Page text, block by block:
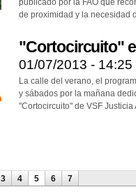
publicado por la FAO que
de proximidad y la necesidad
"Cortocircuito"
01/07/2013 - 14:25
La calle del verano, el
y sábados por la mañana
"Cortocircuito" de VSF Justicia
3 4 5 6 7